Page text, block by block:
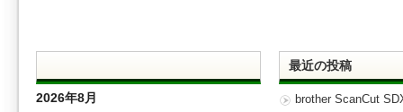
2026年8月
最近の投稿
brother ScanCut